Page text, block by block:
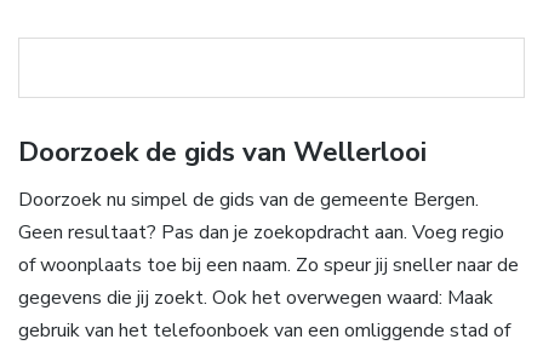
Doorzoek de gids van Wellerlooi
Doorzoek nu simpel de gids van de gemeente Bergen.
Geen resultaat? Pas dan je zoekopdracht aan. Voeg regio
of woonplaats toe bij een naam. Zo speur jij sneller naar de
gegevens die jij zoekt. Ook het overwegen waard: Maak
gebruik van het telefoonboek van een omliggende stad of